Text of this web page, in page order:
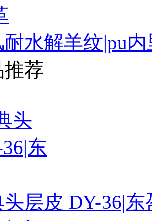
水解羊纹|pu
荐
层皮 DY-36|东